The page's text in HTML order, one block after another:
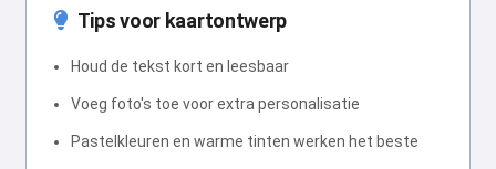
Tips voor kaartontwerp
Houd de tekst kort en leesbaar
Voeg foto's toe voor extra personalisatie
Pastelkleuren en warme tinten werken het beste